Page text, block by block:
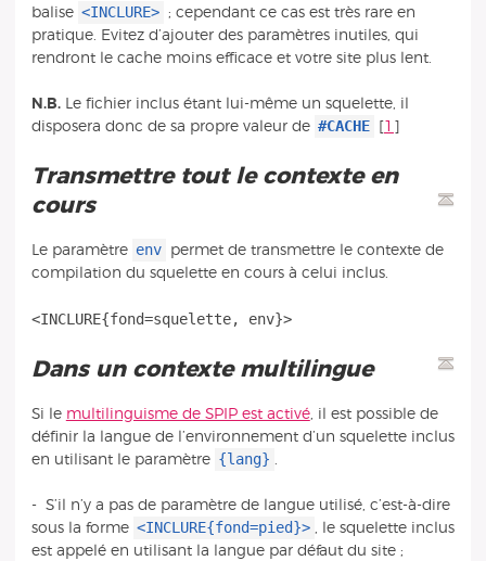
balise <INCLURE> ; cependant ce cas est très rare en
pratique. Evitez d’ajouter des paramètres inutiles, qui
rendront le cache moins efficace et votre site plus lent.
N.B.Le fichier inclus étant lui-même un squelette, il
disposera donc de sa propre valeur de #CACHE [1 ]
Transmettre tout le contexte en
cours
Le paramètre env permet de transmettre le contexte de
compilation du squelette en cours à celui inclus.
<INCLURE{fond=squelette, env}>
Dans un contexte multilingue
Si le multilinguisme de SPIP est activé, il est possible de
définir la langue de l’environnement d’un squelette inclus
en utilisant le paramètre {lang}
- S’il n’y a pas de paramètre de langue utilisé, c’est-à-dire
sous la forme <INCLURE{fond=pied}> , le squelette inclus
est appelé en utilisant la langue par défaut du site ;